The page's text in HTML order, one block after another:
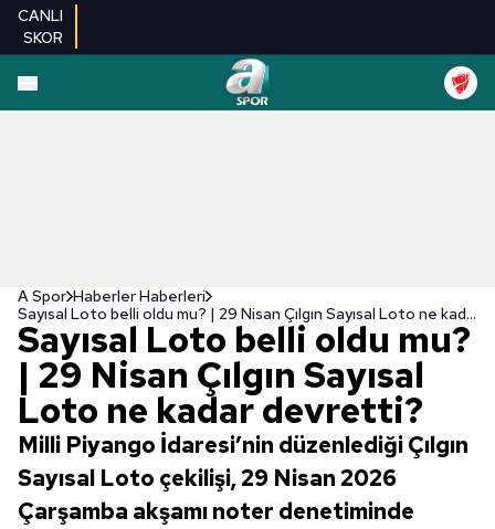
CANLI
SKOR
A Spor Haberler Haberleri
Sayısal Loto belli oldu mu? | 29 Nisan Çılgın Sayısal Loto ne kadar devretti?
Sayısal Loto belli oldu mu?
| 29 Nisan Çılgın Sayısal
Loto ne kadar devretti?
Milli Piyango İdaresi’nin düzenlediği Çılgın
Sayısal Loto çekilişi, 29 Nisan 2026
Çarşamba akşamı noter denetiminde